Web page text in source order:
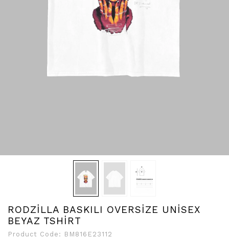
RODZİLLA BASKILI OVERSİZE UNİSEX
BEYAZ TSHİRT
Product Code: BM816E23112